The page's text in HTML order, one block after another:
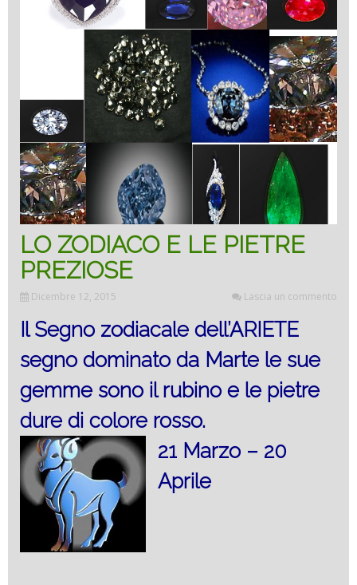
LO ZODIACO E LE PIETRE
PREZIOSE
Dicembre 12, 2015 Lascia un commento
Il Segno zodiacale dell’ARIETE
segno dominato da Marte le sue
gemme sono il rubino e le pietre
dure di colore rosso.
21 Marzo – 20
Aprile